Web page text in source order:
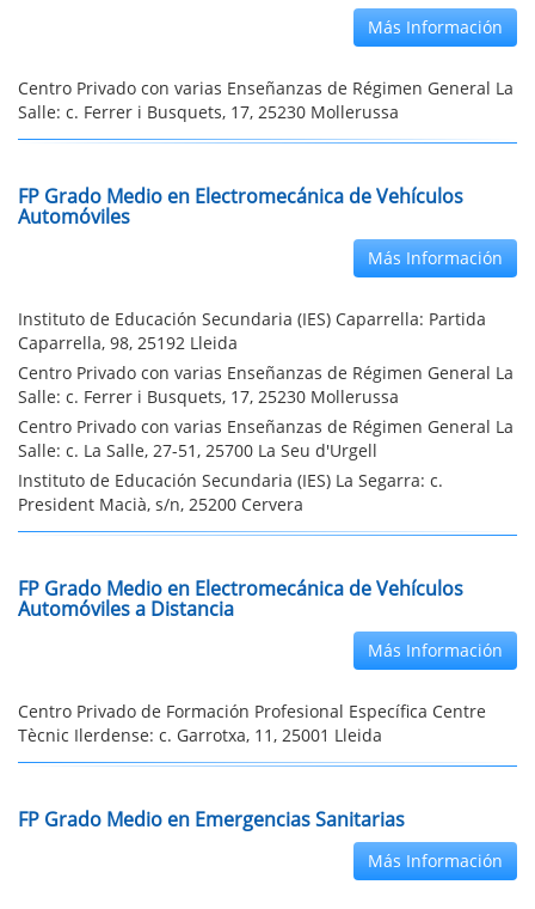
Más Información
Centro Privado con varias Enseñanzas de Régimen General La
Salle: c. Ferrer i Busquets, 17, 25230 Mollerussa
FP Grado Medio en Electromecánica de Vehículos
Automóviles
Más Información
Instituto de Educación Secundaria (IES) Caparrella: Partida
Caparrella, 98, 25192 Lleida
Centro Privado con varias Enseñanzas de Régimen General La
Salle: c. Ferrer i Busquets, 17, 25230 Mollerussa
Centro Privado con varias Enseñanzas de Régimen General La
Salle: c. La Salle, 27-51, 25700 La Seu d'Urgell
Instituto de Educación Secundaria (IES) La Segarra: c.
President Macià, s/n, 25200 Cervera
FP Grado Medio en Electromecánica de Vehículos
Automóviles a Distancia
Más Información
Centro Privado de Formación Profesional Específica Centre
Tècnic Ilerdense: c. Garrotxa, 11, 25001 Lleida
FP Grado Medio en Emergencias Sanitarias
Más Información